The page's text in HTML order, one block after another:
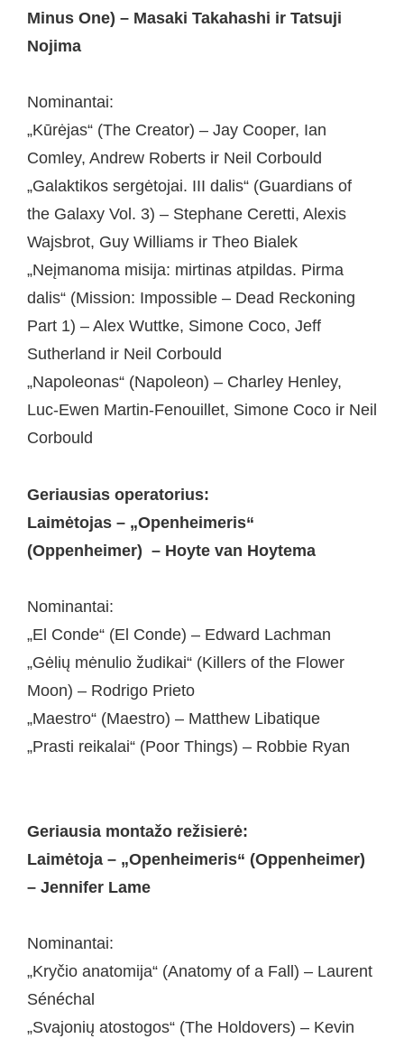
Minus One) – Masaki Takahashi ir Tatsuji
Nojima
Nominantai:
„Kūrėjas“ (The Creator) – Jay Cooper, Ian
Comley, Andrew Roberts ir Neil Corbould
„Galaktikos sergėtojai. III dalis“ (Guardians of
the Galaxy Vol. 3) – Stephane Ceretti, Alexis
Wajsbrot, Guy Williams ir Theo Bialek
„Neįmanoma misija: mirtinas atpildas. Pirma
dalis“ (Mission: Impossible – Dead Reckoning
Part 1) – Alex Wuttke, Simone Coco, Jeff
Sutherland ir Neil Corbould
„Napoleonas“ (Napoleon) – Charley Henley,
Luc-Ewen Martin-Fenouillet, Simone Coco ir Neil
Corbould
Geriausias operatorius:
Laimėtojas – „Openheimeris“
(Oppenheimer) – Hoyte van Hoytema
Nominantai:
„El Conde“ (El Conde) – Edward Lachman
„Gėlių mėnulio žudikai“ (Killers of the Flower
Moon) – Rodrigo Prieto
„Maestro“ (Maestro) – Matthew Libatique
„Prasti reikalai“ (Poor Things) – Robbie Ryan
Geriausia montažo režisierė:
Laimėtoja – „Openheimeris“ (Oppenheimer)
– Jennifer Lame
Nominantai:
„Kryčio anatomija“ (Anatomy of a Fall) – Laurent
Sénéchal
„Svajonių atostogos“ (The Holdovers) – Kevin